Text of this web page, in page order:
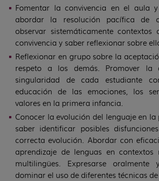
Fomentar la convivencia en el aula
abordar la resolución pacífica de
observar sistemáticamente contextos
convivencia y saber reflexionar sobre
Reflexionar en grupo sobre la
respeto a los demás. Promover la
singularidad de cada estudiante
educación de las emociones, los
valores en la primera infancia.
Conocer la evolución del lenguaje en
saber identificar posibles
correcta evolución. Abordar con
aprendizaje de lenguas en contextos
multilingües. Expresarse
dominar el uso de diferentes técnicas